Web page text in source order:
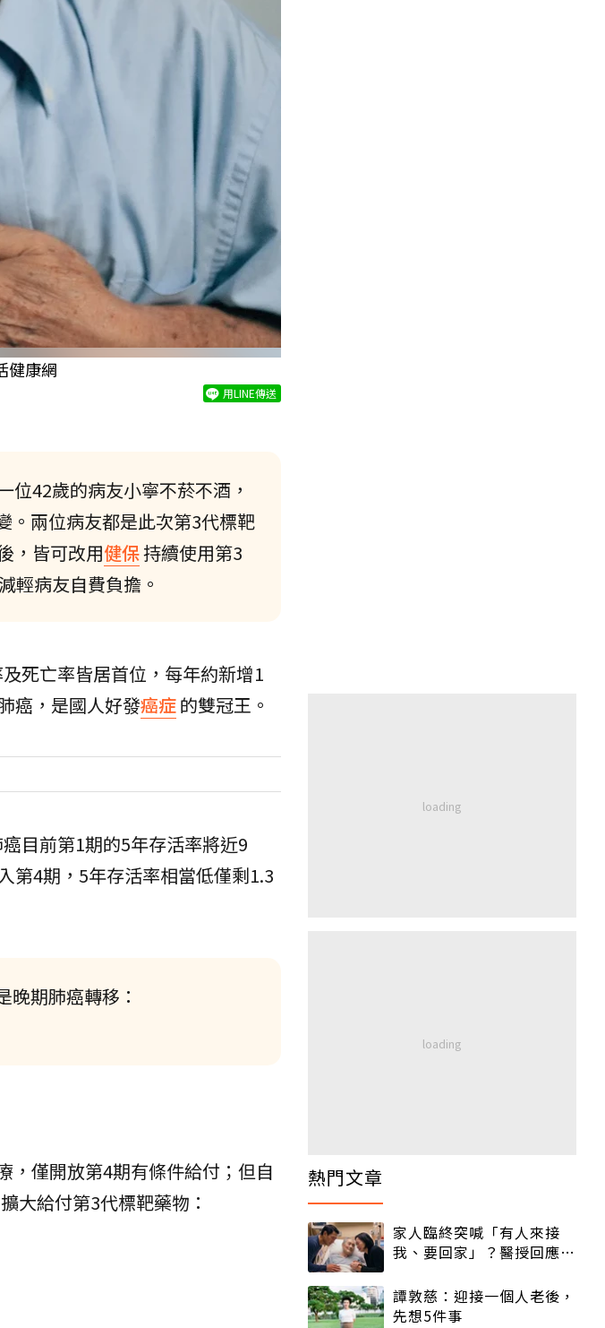
健康網
用LINE傳送
位42歲的病友小寧不菸不酒，
。兩位病友都是此次第3代標靶
，皆可改用健保持續使用第3
輕病友自費負擔。
死亡率皆居首位，每年約新增1
癌，是國人好發癌症的雙冠王。
癌目前第1期的5年存活率將近9
第4期，5年存活率相當低僅剩1.3
期肺癌轉移：
，僅開放第4期有條件給付；但自
大給付第3代標靶藥物：
熱門文章
家人臨終突喊「有人來接
我、要回家」？醫授回應方
譚敦慈：迎接一個人老後，
先想5件事